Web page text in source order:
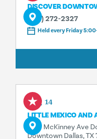
DISCOVER
(214) 272-2327
Held every Friday
Aug 14
LITTLE MEXICO AND
1601 McKinney Ave
Downtown Dallas, TX